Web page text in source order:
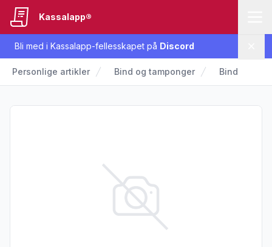
Bli med i Kassalapp-fellesskapet på Discord
Kassalapp®
Personlige artikler Bind og tamponger Bind